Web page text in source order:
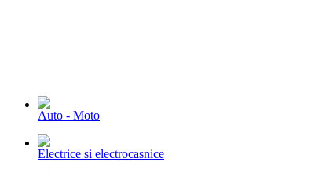
Auto - Moto
Electrice si electrocasnice